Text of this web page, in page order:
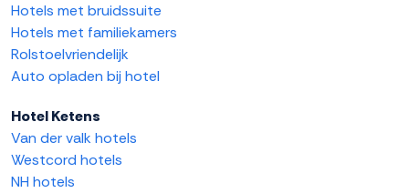
Hotels met bruidssuite
Hotels met familiekamers
Rolstoelvriendelijk
Auto opladen bij hotel
Hotel Ketens
Van der valk hotels
Westcord hotels
NH hotels